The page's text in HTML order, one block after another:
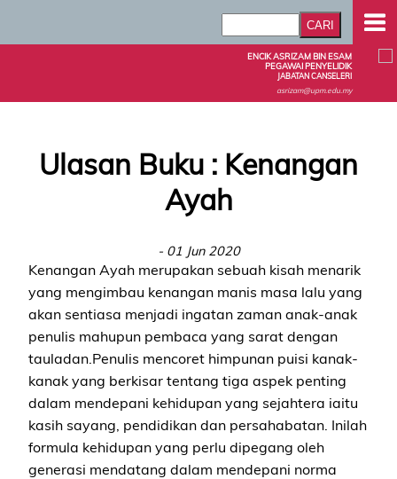
ENCIK ASRIZAM BIN ESAM
PEGAWAI PENYELIDIK
JABATAN CANSELERI
asrizam@upm.edu.my
Ulasan Buku : Kenangan
Ayah
- 01 Jun 2020
Kenangan Ayah merupakan sebuah kisah menarik
yang mengimbau kenangan manis masa lalu yang
akan sentiasa menjadi ingatan zaman anak-anak
penulis mahupun pembaca yang sarat dengan
tauladan.Penulis mencoret himpunan puisi kanak-
kanak yang berkisar tentang tiga aspek penting
dalam mendepani kehidupan yang sejahtera iaitu
kasih sayang, pendidikan dan persahabatan. Inilah
formula kehidupan yang perlu dipegang oleh
generasi mendatang dalam mendepani norma